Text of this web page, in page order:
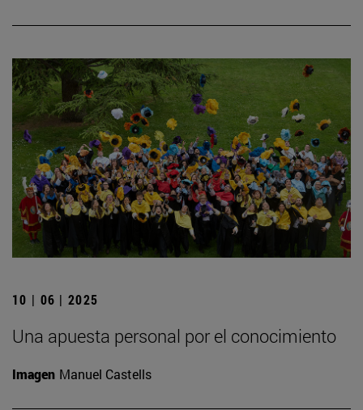
10 | 06 | 2025
Una apuesta personal por el conocimiento
Imagen Manuel Castells